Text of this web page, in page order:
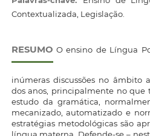
Contextualizada, Legislação.
RESUMO O ensino de Língua
inúmeras discussões no âmbito
dos anos, principalmente no que
estudo da gramática,
mecanizado, automatizado e
estratégias metodológicas são
língua materna. Defende-se –